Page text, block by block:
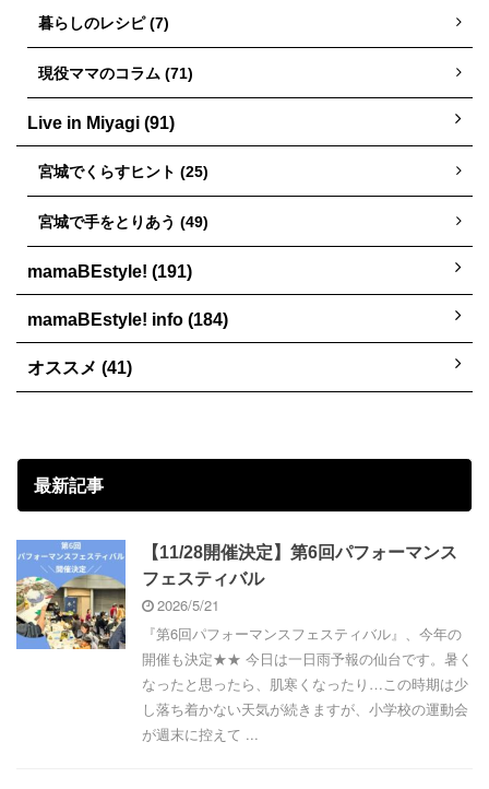
暮らしのレシピ (7)
現役ママのコラム (71)
Live in Miyagi (91)
宮城でくらすヒント (25)
宮城で手をとりあう (49)
mamaBEstyle! (191)
mamaBEstyle! info (184)
オススメ (41)
最新記事
【11/28開催決定】第6回パフォーマンス
フェスティバル
2026/5/21
『第6回パフォーマンスフェスティバル』、今年の
開催も決定★★ 今日は一日雨予報の仙台です。暑く
なったと思ったら、肌寒くなったり…この時期は少
し落ち着かない天気が続きますが、小学校の運動会
が週末に控えて ...